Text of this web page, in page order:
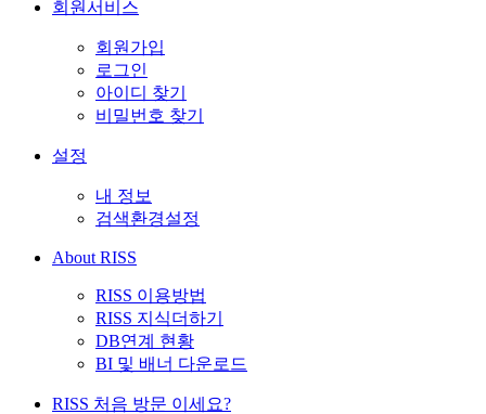
회원서비스
회원가입
로그인
아이디 찾기
비밀번호 찾기
설정
내 정보
검색환경설정
About RISS
RISS 이용방법
RISS 지식더하기
DB연계 현황
BI 및 배너 다운로드
RISS 처음 방문 이세요?